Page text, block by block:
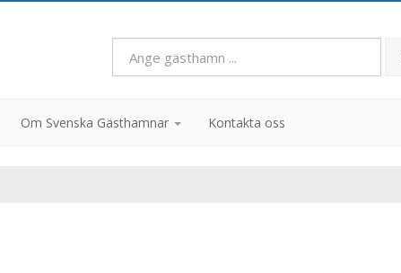
Om Svenska Gästhamnar Kontakta oss